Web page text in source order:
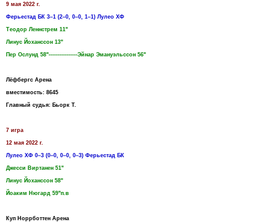
9 мая 2022 г.
Ферьестад БК 3–1 (2–0, 0–0, 1–1) Лулео ХФ
Теодор Леннстрем 11"
Линус Йоханссон 13"
Пер Ослунд 58"----------------Эйнар Эмануэльссон 56"
Лёфбергс Арена
вместимость: 8645
Главный судья: Бьорк Т.
7 игра
12 мая 2022 г.
Лулео ХФ 0–3 (0–0, 0–0, 0–3) Ферьестад БК
Джесси Виртанен 51"
Линус Йоханссон 58"
Йоаким Нюгард 59"п.в
Куп Норрботтен Арена